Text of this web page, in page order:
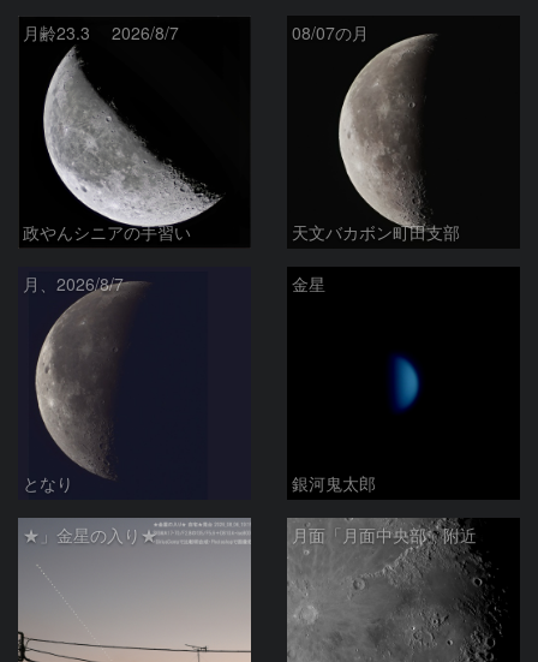
月齢23.3 2026/8/7
政やんシニアの手習い
08/07の月
天文バカボン町田支部
月、2026/8/7
となり
金星
銀河鬼太郎
★」金星の入り★ 月面「月面中央部」附近